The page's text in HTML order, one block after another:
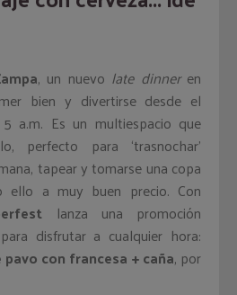
, un nuevo late dinneren
bien y divertirse desde el
a.m. Es un multiespacio que
perfecto para ‘trasnochar’
tapear y tomarse una copa
a muy buen precio. Con
lanza una promoción
disfrutar a cualquier hora:
con francesa + caña, por